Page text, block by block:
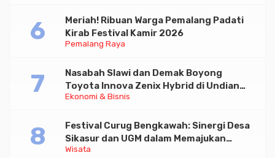
Pemalang Raya
Meriah! Ribuan Warga Pemalang Padati
Kirab Festival Kamir 2026
Ekonomi & Bisnis
Nasabah Slawi dan Demak Boyong
Toyota Innova Zenix Hybrid di Undian
Tabungan Bima Bank Jateng
Wisata
Festival Curug Bengkawah: Sinergi Desa
Sikasur dan UGM dalam Memajukan
Wisata serta UMKM Lokal